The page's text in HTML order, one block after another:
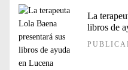
La
libros de